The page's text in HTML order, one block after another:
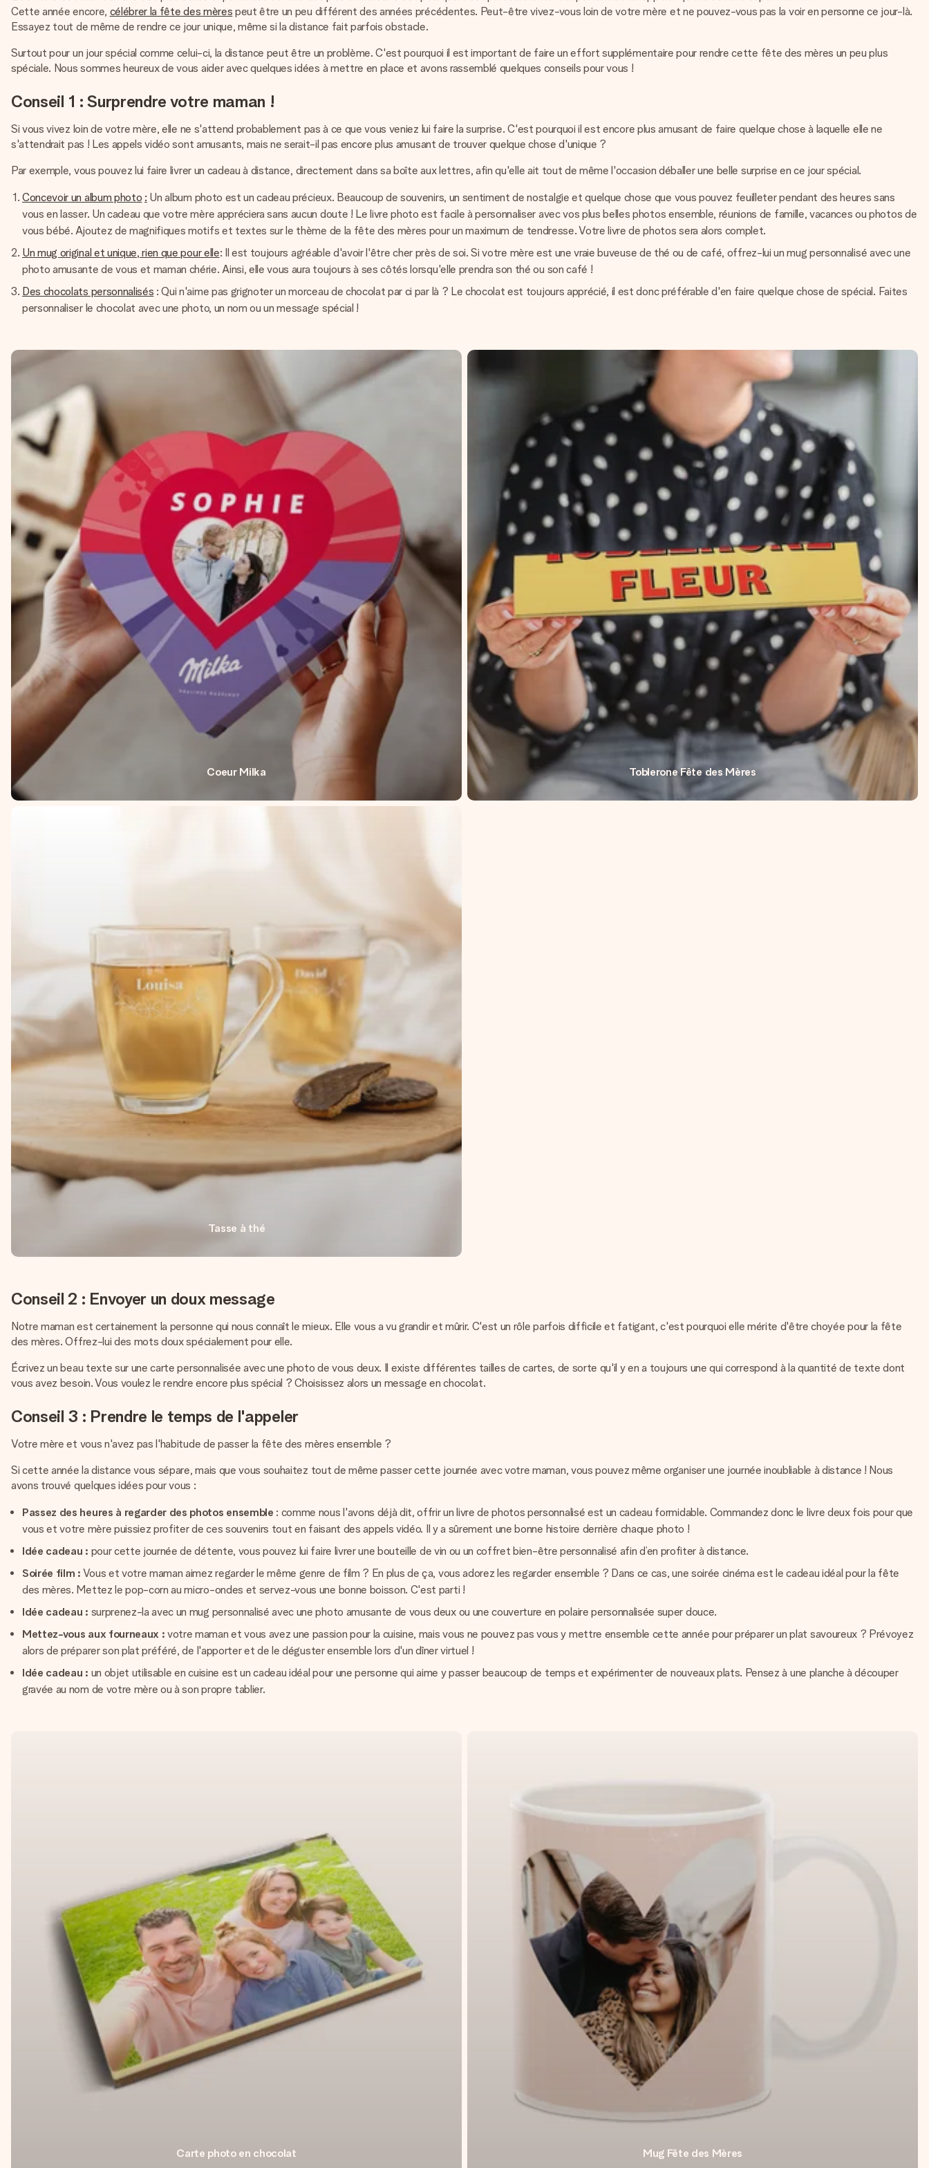
Cette année encore, célébrer la fête des mères peut être un peu différent des années précédentes. Peut-être vivez-vous loin de votre mère et ne pouvez-vous pas la voir en personne ce jour-là.
Essayez tout de même de rendre ce jour unique, même si la distance fait parfois obstacle.
Surtout pour un jour spécial comme celui-ci, la distance peut être un problème. C'est pourquoi il est important de faire un effort supplémentaire pour rendre cette fête des mères un peu plus
spéciale. Nous sommes heureux de vous aider avec quelques idées à mettre en place et avons rassemblé quelques conseils pour vous !
Conseil 1 : Surprendre votre maman !
Si vous vivez loin de votre mère, elle ne s'attend probablement pas à ce que vous veniez lui faire la surprise. C'est pourquoi il est encore plus amusant de faire quelque chose à laquelle elle ne
s'attendrait pas ! Les appels vidéo sont amusants, mais ne serait-il pas encore plus amusant de trouver quelque chose d'unique ?
Par exemple, vous pouvez lui faire livrer un cadeau à distance, directement dans sa boîte aux lettres, afin qu'elle ait tout de même l'occasion déballer une belle surprise en ce jour spécial.
Concevoir un album photo : Un album photo est un cadeau précieux. Beaucoup de souvenirs, un sentiment de nostalgie et quelque chose que vous pouvez feuilleter pendant des heures sans
vous en lasser. Un cadeau que votre mère appréciera sans aucun doute ! Le livre photo est facile à personnaliser avec vos plus belles photos ensemble, réunions de famille, vacances ou photos de
vous bébé. Ajoutez de magnifiques motifs et textes sur le thème de la fête des mères pour un maximum de tendresse. Votre livre de photos sera alors complet.
Un mug original et unique, rien que pour elle: Il est toujours agréable d'avoir l'être cher près de soi. Si votre mère est une vraie buveuse de thé ou de café, offrez-lui un mug personnalisé avec une
photo amusante de vous et maman chérie. Ainsi, elle vous aura toujours à ses côtés lorsqu'elle prendra son thé ou son café !
Des chocolats personnalisés : Qui n'aime pas grignoter un morceau de chocolat par ci par là ? Le chocolat est toujours apprécié, il est donc préférable d'en faire quelque chose de spécial. Faites
personnaliser le chocolat avec une photo, un nom ou un message spécial !
Coeur Milka Toblerone Fête des Mères
Tasse à thé
Conseil 2 : Envoyer un doux message
Notre maman est certainement la personne qui nous connaît le mieux. Elle vous a vu grandir et mûrir. C'est un rôle parfois difficile et fatigant, c'est pourquoi elle mérite d'être choyée pour la fête
des mères. Offrez-lui des mots doux spécialement pour elle.
Écrivez un beau texte sur une carte personnalisée avec une photo de vous deux. Il existe différentes tailles de cartes, de sorte qu'il y en a toujours une qui correspond à la quantité de texte dont
vous avez besoin. Vous voulez le rendre encore plus spécial ? Choisissez alors un message en chocolat.
Conseil 3 : Prendre le temps de l'appeler
Votre mère et vous n'avez pas l'habitude de passer la fête des mères ensemble ?
Si cette année la distance vous sépare, mais que vous souhaitez tout de même passer cette journée avec votre maman, vous pouvez même organiser une journée inoubliable à distance ! Nous
avons trouvé quelques idées pour vous :
Passez des heures à regarder des photos ensemble : comme nous l'avons déjà dit, offrir un livre de photos personnalisé est un cadeau formidable. Commandez donc le livre deux fois pour que
vous et votre mère puissiez profiter de ces souvenirs tout en faisant des appels vidéo. Il y a sûrement une bonne histoire derrière chaque photo !
Idée cadeau : pour cette journée de détente, vous pouvez lui faire livrer une bouteille de vin ou un coffret bien-être personnalisé afin d’en profiter à distance.
Soirée film : Vous et votre maman aimez regarder le même genre de film ? En plus de ça, vous adorez les regarder ensemble ? Dans ce cas, une soirée cinéma est le cadeau idéal pour la fête
des mères. Mettez le pop-corn au micro-ondes et servez-vous une bonne boisson. C'est parti !
Idée cadeau : surprenez-la avec un mug personnalisé avec une photo amusante de vous deux ou une couverture en polaire personnalisée super douce.
Mettez-vous aux fourneaux : votre maman et vous avez une passion pour la cuisine, mais vous ne pouvez pas vous y mettre ensemble cette année pour préparer un plat savoureux ? Prévoyez
alors de préparer son plat préféré, de l'apporter et de le déguster ensemble lors d'un dîner virtuel !
Idée cadeau : un objet utilisable en cuisine est un cadeau idéal pour une personne qui aime y passer beaucoup de temps et expérimenter de nouveaux plats. Pensez à une planche à découper
gravée au nom de votre mère ou à son propre tablier.
Carte photo en chocolat Mug Fête des Mères